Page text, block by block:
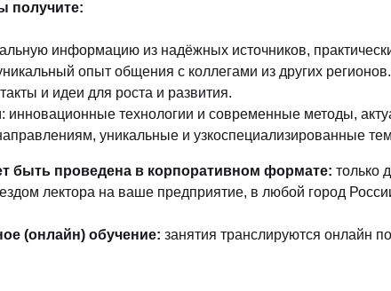
получите:
информацию из надёжных источников,
опыт общения с коллегами из других регионов.
и идеи для роста и развития.
инновационные технологии и современные методы,
уникальные и узкоспециализированные
быть проведена в корпоративном формате: только
лектора на ваше предприятие, в любой город
(онлайн) обучение: занятия транслируются онлайн